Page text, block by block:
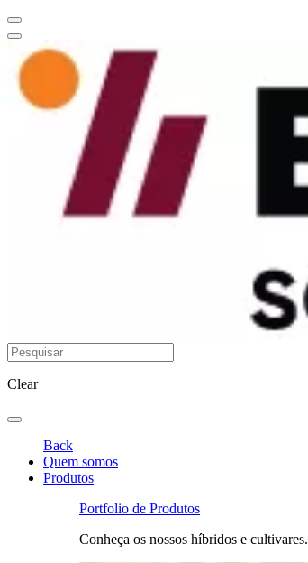
Clear
Back
Quem somos
Produtos
Portfolio de Produtos
Conheça os nossos híbridos e cultivares.